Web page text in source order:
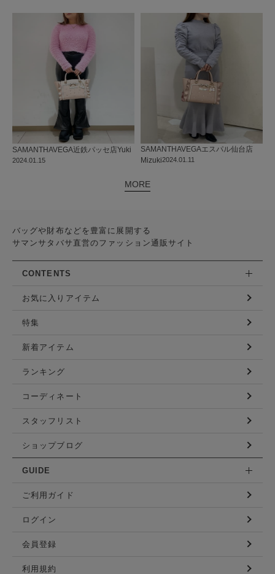
2024.01.15
SAMANTHAVEGA近鉄パッセ店Yuki
2024.01.11
SAMANTHAVEGAエスパル仙台店
Mizuki
MORE
バッグや財布などを豊富に展開する
サマンサタバサ直営のファッション通販サイト
CONTENTS
お気に入りアイテム
特集
新着アイテム
ランキング
コーディネート
スタッフリスト
ショップブログ
GUIDE
ご利用ガイド
ログイン
会員登録
利用規約